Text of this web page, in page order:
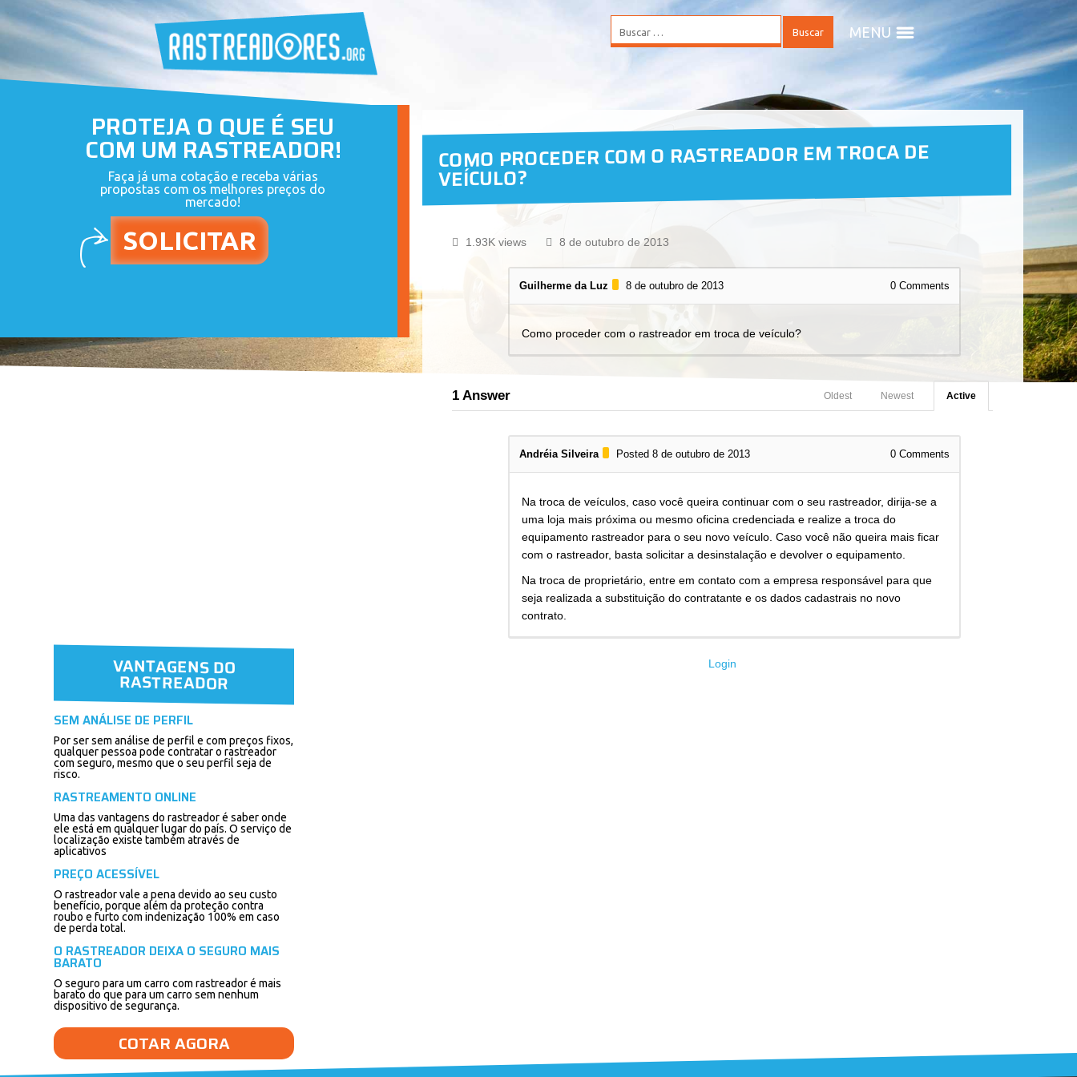
MENU
PROTEJA O QUE É SEU
COM UM RASTREADOR!
Faça já uma cotação e receba várias
propostas com os melhores preços do
mercado!
COMO PROCEDER COM O RASTREADOR EM TROCA DE
VEÍCULO?
1.93K views 8 de outubro de 2013
Guilherme da Luz 8 de outubro de 2013 0 Comments
Como proceder com o rastreador em troca de veículo?
1 Answer Active
Newest
Oldest
Andréia Silveira Posted 8 de outubro de 2013 0 Comments
Na troca de veículos, caso você queira continuar com o seu rastreador, dirija-se a
uma loja mais próxima ou mesmo oficina credenciada e realize a troca do
equipamento rastreador para o seu novo veículo. Caso você não queira mais ficar
com o rastreador, basta solicitar a desinstalação e devolver o equipamento.
Na troca de proprietário, entre em contato com a empresa responsável para que
seja realizada a substituição do contratante e os dados cadastrais no novo
contrato.
Login
VANTAGENS DO
RASTREADOR
SEM ANÁLISE DE PERFIL
Por ser sem análise de perfil e com preços fixos,
qualquer pessoa pode contratar o rastreador
com seguro, mesmo que o seu perfil seja de
risco.
RASTREAMENTO ONLINE
Uma das vantagens do rastreador é saber onde
ele está em qualquer lugar do país. O serviço de
localização existe também através de
aplicativos
PREÇO ACESSÍVEL
O rastreador vale a pena devido ao seu custo
benefício, porque além da proteção contra
roubo e furto com indenização 100% em caso
de perda total.
O RASTREADOR DEIXA O SEGURO MAIS
BARATO
O seguro para um carro com rastreador é mais
barato do que para um carro sem nenhum
dispositivo de segurança.
COTAR AGORA